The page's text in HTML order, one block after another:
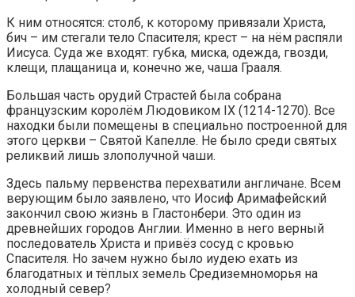
К ним относятся: столб, к которому привязали Христа,
бич – им стегали тело Спасителя; крест – на нём распяли
Иисуса. Суда же входят: губка, миска, одежда, гвозди,
клещи, плащаница и, конечно же, чаша Грааля.
Большая часть орудий Страстей была собрана
французским королём Людовиком IX (1214-1270). Все
находки были помещены в специально построенной для
этого церкви – Святой Капелле. Не было среди святых
реликвий лишь злополучной чаши.
Здесь пальму первенства перехватили англичане. Всем
верующим было заявлено, что Иосиф Аримафейский
закончил свою жизнь в Гластонбери. Это один из
древнейших городов Англии. Именно в него верный
последователь Христа и привёз сосуд с кровью
Спасителя. Но зачем нужно было иудею ехать из
благодатных и тёплых земель Средиземноморья на
холодный север?